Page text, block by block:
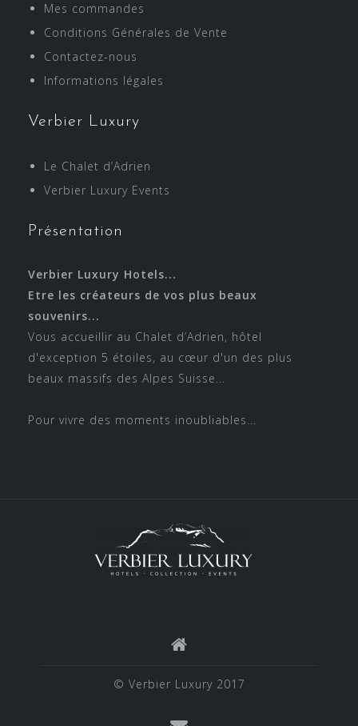
Mes commandes
Conditions Générales de Vente
Contactez-nous
Informations légales
Verbier Luxury
Le Chalet d’Adrien
Verbier Luxury Events
Présentation
Verbier Luxury Hotels...
Etre les créateurs de vos plus beaux
souvenirs...
Vous accueillir au Chalet d’Adrien, hôtel
d'exception 5 étoiles, au cœur d'un des plus
beaux massifs des Alpes Suisse...
Pour vivre des moments inoubliables...
© Verbier Luxury 2017